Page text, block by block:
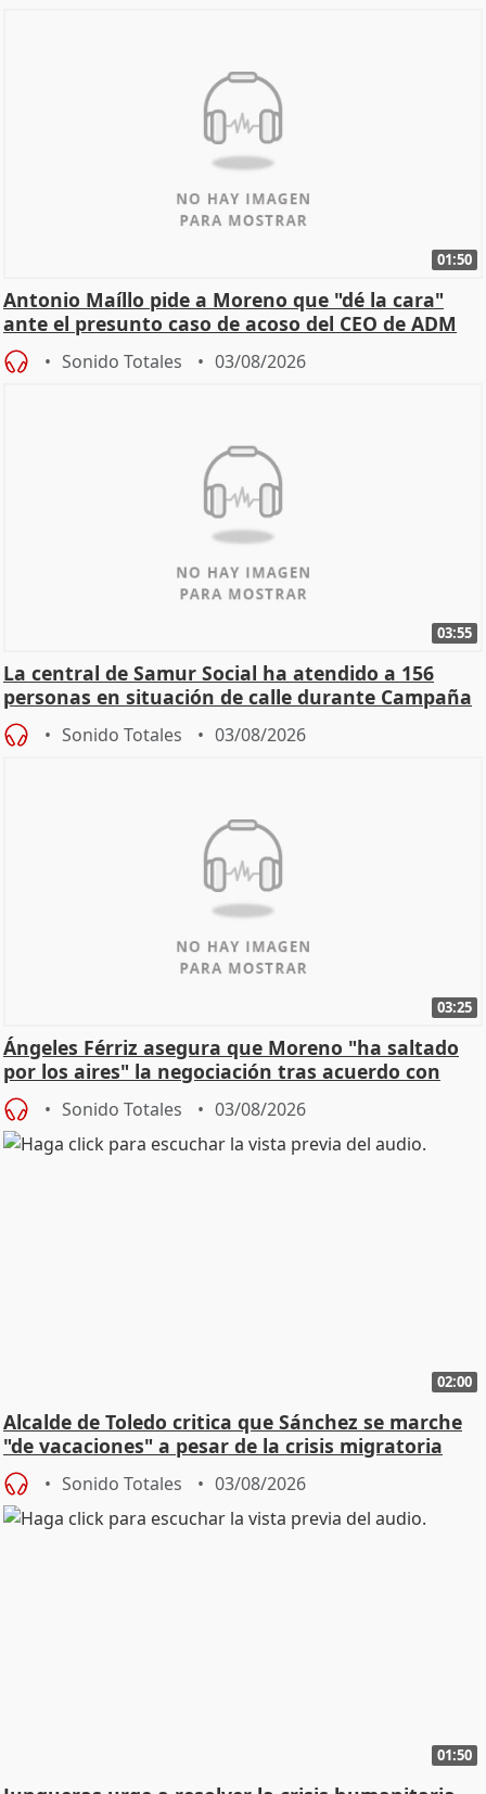
01:50
Antonio Maíllo pide a Moreno que "dé la cara"
ante el presunto caso de acoso del CEO de ADM
Sonido Totales 03/08/2026
03:55
La central de Samur Social ha atendido a 156
personas en situación de calle durante Campaña
de Calor
Sonido Totales 03/08/2026
03:25
Ángeles Férriz asegura que Moreno "ha saltado
por los aires" la negociación tras acuerdo con
SMA
Sonido Totales 03/08/2026
02:00
Alcalde de Toledo critica que Sánchez se marche
"de vacaciones" a pesar de la crisis migratoria
Sonido Totales 03/08/2026
01:50